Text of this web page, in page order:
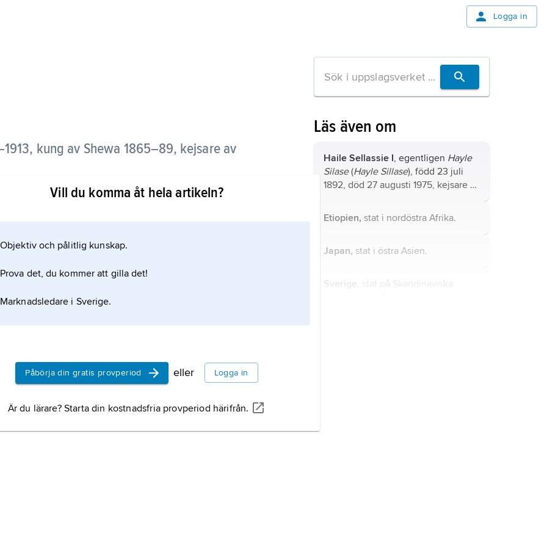
Logga in
kung av Shewa 1865–89, kejsare av
Shewa, uppfostrades tillsammans med en
begav sig Minilik II till Shewa, där han
Vill du komma åt hela artikeln?
Objektiv och pålitlig kunskap.
Prova det, du kommer att gilla det!
Marknadsledare i Sverige.
Påbörja din gratis provperiod eller Logga in
Är du lärare? Starta din kostnadsfria provperiod härifrån.
Läs även om
Haile Sellassie I, egentligen Hayle
Silase(Hayle Sillase), född 23 juli
1892, död 27 augusti 1975, kejsare av
Miniliks kusin, ras (prins) Mekonnin
Welde Mikael.
Etiopien, stat i nordöstra Afrika.
Japan, stat i östra Asien.
Sverige,
stat på Skandinaviska